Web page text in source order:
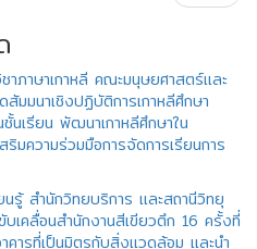
ภาษาเกาหลี คณะมนุษยศาสตร์และ
มมนาเชิงปฏิบัติการเกาหลีศึกษา
นเรียน พัฒนาเกาหลีศึกษาใน
มความร่วมมือการจัดการเรียนการ
นรู้ สำนักวิทยบริการ และสถานีวิทยุ
เคลื่อนสำนักงานสีเขียวตึก 16 ครั้งที่
ารที่เป็นมิตรกับสิ่งแวดล้อม และนํา